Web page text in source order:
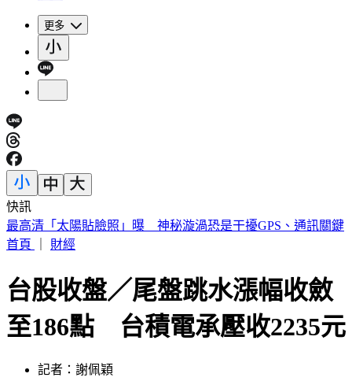
更多
快訊
陳佩琪曝柯文哲生日心聲 監控腳環換手環沒不同：羞辱性更
強
台股收盤／尾盤跳水漲幅收斂
至186點 台積電承壓收2235元